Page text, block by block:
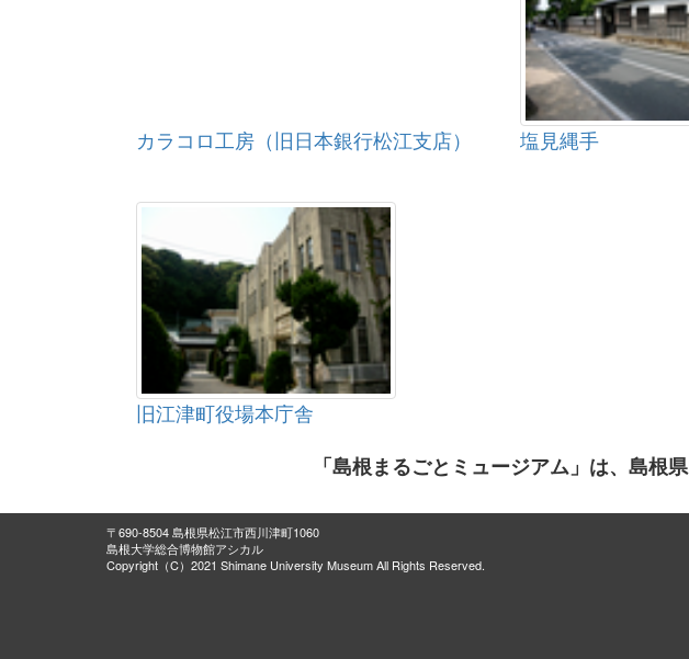
カラコロ工房（旧日本銀行松江支店） 塩見縄手
旧江津町役場本庁舎
「島根まるごとミュージアム」は、島根
〒690-8504 島根県松江市西川津町1060
島根大学総合博物館アシカル
Copyright（C）2021 Shimane University Museum All Rights Reserved.